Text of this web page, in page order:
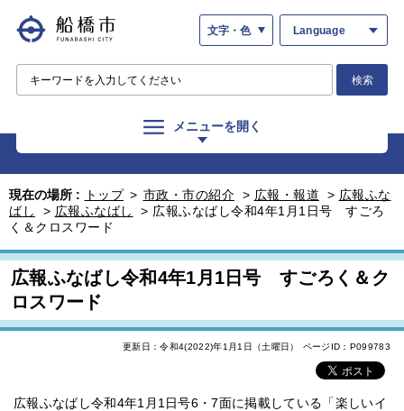
文字・色 Language
検索
メニューを開く
現在の場所 : トップ > 市政・市の紹介 > 広報・報道 > 広報ふな
ばし
> 広報ふなばし > 広報ふなばし令和4年1月1日号 すごろ
く＆クロスワード
広報ふなばし令和4年1月1日号 すごろく＆ク
ロスワード
更新日：令和4(2022)年1月1日（土曜日） ページID：P099783
広報ふなばし令和4年1月1日号6・7面に掲載している「楽しいイ